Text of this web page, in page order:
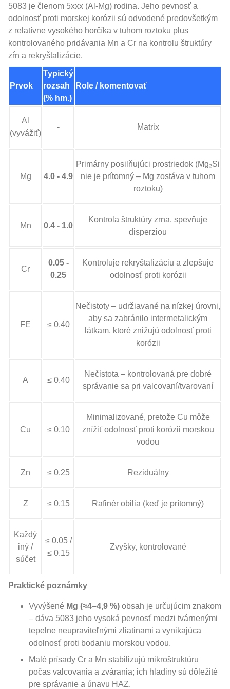
5083 je členom 5xxx (Al-Mg) rodina. Jeho pevnosť a
odolnosť proti morskej korózii sú odvodené predovšetkým
z relatívne vysokého horčíka v tuhom roztoku plus
kontrolovaného pridávania Mn a Cr na kontrolu štruktúry
zŕn a rekryštalizácie.
Prvok
Typický
rozsah
(% hm.)
Role / komentovať
Al
(vyvážiť)
- Matrix
Mg 4.0 - 4.9
Primárny posilňujúci prostriedok (Mg₂Si
nie je prítomný – Mg zostáva v tuhom
roztoku)
Mn 0.4 - 1.0
Kontrola štruktúry zrna, spevňuje
disperziou
Cr
0.05 -
0.25
Kontroluje rekryštalizáciu a zlepšuje
odolnosť proti korózii
FE ≤ 0.40
Nečistoty – udržiavané na nízkej úrovni,
aby sa zabránilo intermetalickým
látkam, ktoré znižujú odolnosť proti
korózii
A ≤ 0.40
Nečistota – kontrolovaná pre dobré
správanie sa pri valcovaní/tvarovaní
Cu ≤ 0.10
Minimalizované, pretože Cu môže
znížiť odolnosť proti korózii morskou
vodou
Zn ≤ 0.25 Reziduálny
Z ≤ 0.15 Rafinér obilia (keď je prítomný)
Každý
iný /
súčet
≤ 0.05 /
≤ 0.15
Zvyšky, kontrolované
Praktické poznámky
Vyvýšené Mg (≈4–4,9 %) obsah je určujúcim znakom
– dáva 5083 jeho vysoká pevnosť medzi tvárnenými
tepelne neupraviteľnými zliatinami a vynikajúca
odolnosť proti bodaniu morskou vodou.
Malé prísady Cr a Mn stabilizujú mikroštruktúru
počas valcovania a zvárania; ich hladiny sú dôležité
pre správanie a únavu HAZ.